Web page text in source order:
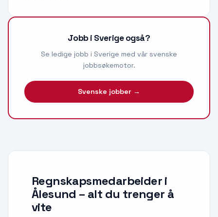
Jobb i Sverige også?
Se ledige jobb i Sverige med vår svenske
jobbsøkemotor.
Svenske jobber →
Regnskapsmedarbeider i
Ålesund – alt du trenger å
vite